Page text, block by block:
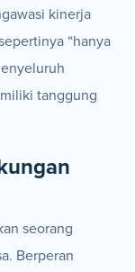
kinerja
“hanya
tanggung
seorang
Berperan